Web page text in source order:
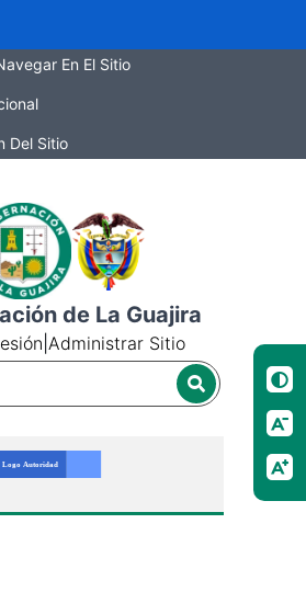
En El Sitio
Del Sitio
de La Guajira
Administrar Sitio